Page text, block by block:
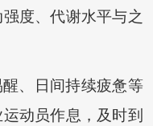
度、代谢水平与之
、日间持续疲惫等
动员作息，及时到